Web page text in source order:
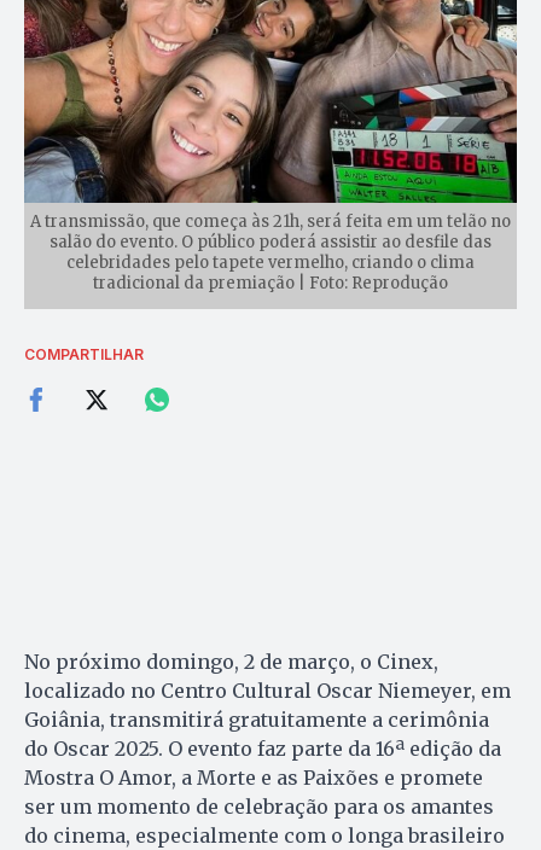
A transmissão, que começa às 21h, será feita em um telão no
salão do evento. O público poderá assistir ao desfile das
celebridades pelo tapete vermelho, criando o clima
tradicional da premiação | Foto: Reprodução
COMPARTILHAR
No próximo domingo, 2 de março, o Cinex,
localizado no Centro Cultural Oscar Niemeyer, em
Goiânia, transmitirá gratuitamente a cerimônia
do Oscar 2025. O evento faz parte da 16ª edição da
Mostra O Amor, a Morte e as Paixões e promete
ser um momento de celebração para os amantes
do cinema, especialmente com o longa brasileiro